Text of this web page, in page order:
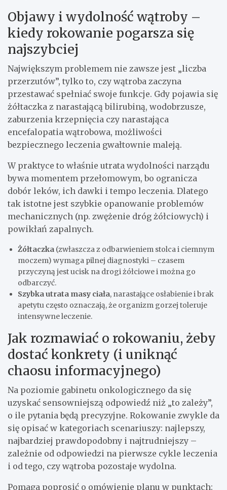
Objawy i wydolność wątroby –
kiedy rokowanie pogarsza się
najszybciej
Największym problemem nie zawsze jest „liczba
przerzutów”, tylko to, czy wątroba zaczyna
przestawać spełniać swoje funkcje. Gdy pojawia się
żółtaczka z narastającą bilirubiną, wodobrzusze,
zaburzenia krzepnięcia czy narastająca
encefalopatia wątrobowa, możliwości
bezpiecznego leczenia gwałtownie maleją.
W praktyce to właśnie utrata wydolności narządu
bywa momentem przełomowym, bo ogranicza
dobór leków, ich dawki i tempo leczenia. Dlatego
tak istotne jest szybkie opanowanie problemów
mechanicznych (np. zwężenie dróg żółciowych) i
powikłań zapalnych.
Żółtaczka (zwłaszcza z odbarwieniem stolca i ciemnym
moczem) wymaga pilnej diagnostyki – czasem
przyczyną jest ucisk na drogi żółciowe i można go
odbarczyć.
Szybka utrata masy ciała, narastające osłabienie i brak
apetytu często oznaczają, że organizm gorzej toleruje
intensywne leczenie.
Jak rozmawiać o rokowaniu, żeby
dostać konkrety (i uniknąć
chaosu informacyjnego)
Na poziomie gabinetu onkologicznego da się
uzyskać sensowniejszą odpowiedź niż „to zależy”,
o ile pytania będą precyzyjne. Rokowanie zwykle da
się opisać w kategoriach scenariuszy: najlepszy,
najbardziej prawdopodobny i najtrudniejszy –
zależnie od odpowiedzi na pierwsze cykle leczenia
i od tego, czy wątroba pozostaje wydolna.
Pomaga poprosić o omówienie planu w punktach: